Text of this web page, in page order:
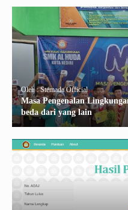
Oleh : Stemada Official
Masa Pengenalan
beda dari yang lain